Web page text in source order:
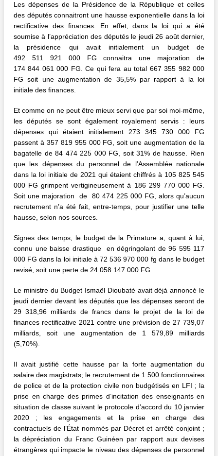
Les dépenses de la Présidence de la République et celles
des députés connaitront une hausse exponentielle dans la loi
rectificative des finances. En effet, dans la loi qui a été
soumise à l’appréciation des députés le jeudi 26 août dernier,
la présidence qui avait initialement un budget de
492 511 921 000 FG connaitra une majoration de
174 844 061 000 FG. Ce qui fera au total 667 355 982 000
FG soit une augmentation de 35,5% par rapport à la loi
initiale des finances.
Et comme on ne peut être mieux servi que par soi moi-même,
les députés se sont également royalement servis : leurs
dépenses qui étaient initialement 273 345 730 000 FG
passent à 357 819 955 000 FG, soit une augmentation de la
bagatelle de 84 474 225 000 FG, soit 31% de hausse. Rien
que les dépenses du personnel de l’Assemblée nationale
dans la loi initiale de 2021 qui étaient chiffrés à 105 825 545
000 FG grimpent vertigineusement à 186 299 770 000 FG.
Soit une majoration de 80 474 225 000 FG, alors qu’aucun
recrutement n’a été fait, entre-temps, pour justifier une telle
hausse, selon nos sources.
Signes des temps, le budget de la Primature a, quant à lui,
connu une baisse drastique en dégringolant de 96 595 117
000 FG dans la loi initiale à 72 536 970 000 fg dans le budget
revisé, soit une perte de 24 058 147 000 FG.
Le ministre du Budget Ismaël Dioubaté avait déjà annoncé le
jeudi dernier devant les députés que les dépenses seront de
29 318,96 milliards de francs dans le projet de la loi de
finances rectificative 2021 contre une prévision de 27 739,07
milliards, soit une augmentation de 1 579,89 milliards
(5,70%).
Il avait justifié cette hausse par la forte augmentation du
salaire des magistrats; le recrutement de 1 500 fonctionnaires
de police et de la protection civile non budgétisés en LFI ; la
prise en charge des primes d’incitation des enseignants en
situation de classe suivant le protocole d’accord du 10 janvier
2020 ; les engagements et la prise en charge des
contractuels de l’État nommés par Décret et arrêté conjoint ;
la dépréciation du Franc Guinéen par rapport aux devises
étrangères qui impacte le niveau des dépenses de personnel